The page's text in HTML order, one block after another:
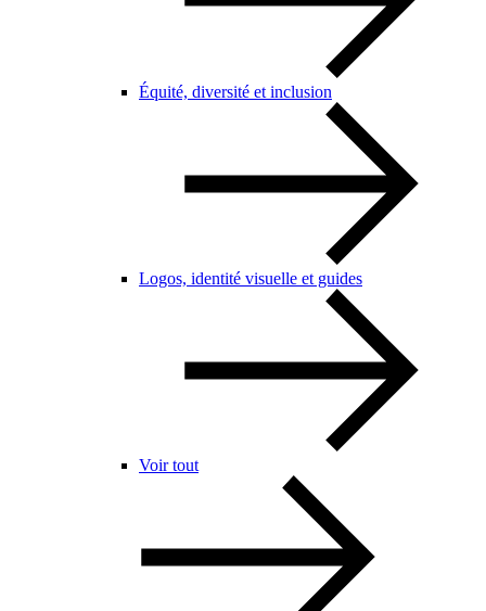
Équité, diversité et inclusion
Logos, identité visuelle et guides
Voir tout